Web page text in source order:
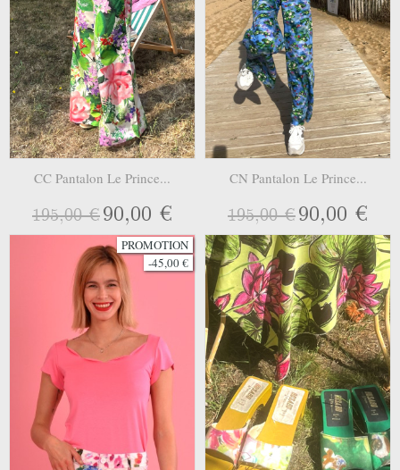
CC Pantalon Le Prince...
195,00 €90,00 €
CN Pantalon Le Prince...
195,00 €90,00 €
PROMOTION
-45,00 €